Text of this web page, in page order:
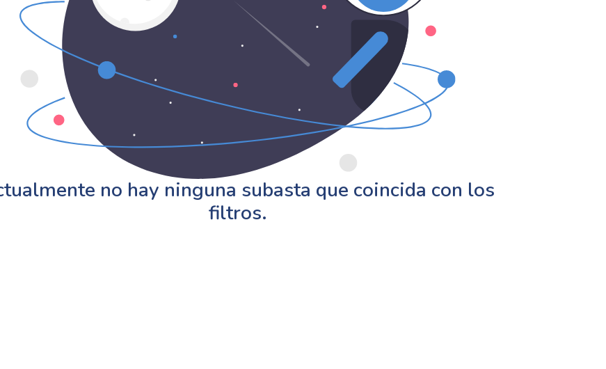
no hay ninguna subasta que coincida con los
filtros.